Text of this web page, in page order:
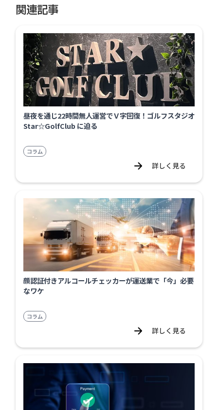
関連記事
昼夜を通じ22時間無人運営でＶ字回復！ゴルフスタジオ
Star☆GolfClub に迫る
コラム
詳しく見る
顔認証付きアルコールチェッカーが運送業で「今」必要
なワケ
コラム
詳しく見る